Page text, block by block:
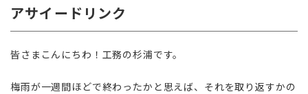
アサイードリンク
皆さまこんにちわ！工務の杉浦です。
梅雨が一週間ほどで終わったかと思えば、それを取り返すかの